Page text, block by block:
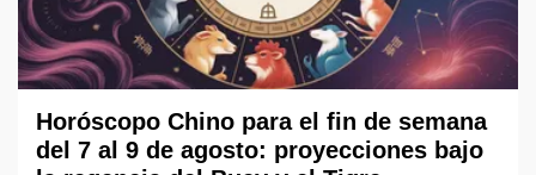
Horóscopo Chino para el fin de semana
del 7 al 9 de agosto: proyecciones bajo